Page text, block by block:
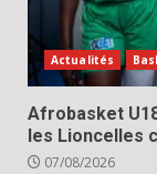
Actualités
Afrobasket
les Lioncelles
07/08/2026